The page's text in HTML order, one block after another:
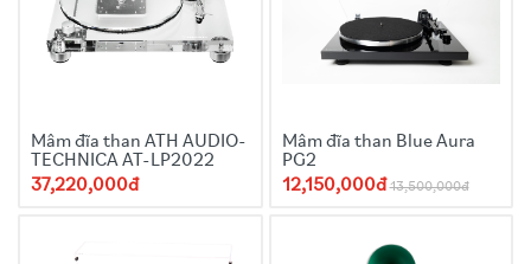
Mâm đĩa than ATH AUDIO-
TECHNICA AT-LP2022
37,220,000đ
Mâm đĩa than Blue Aura
PG2
12,150,000đ 13,500,000đ